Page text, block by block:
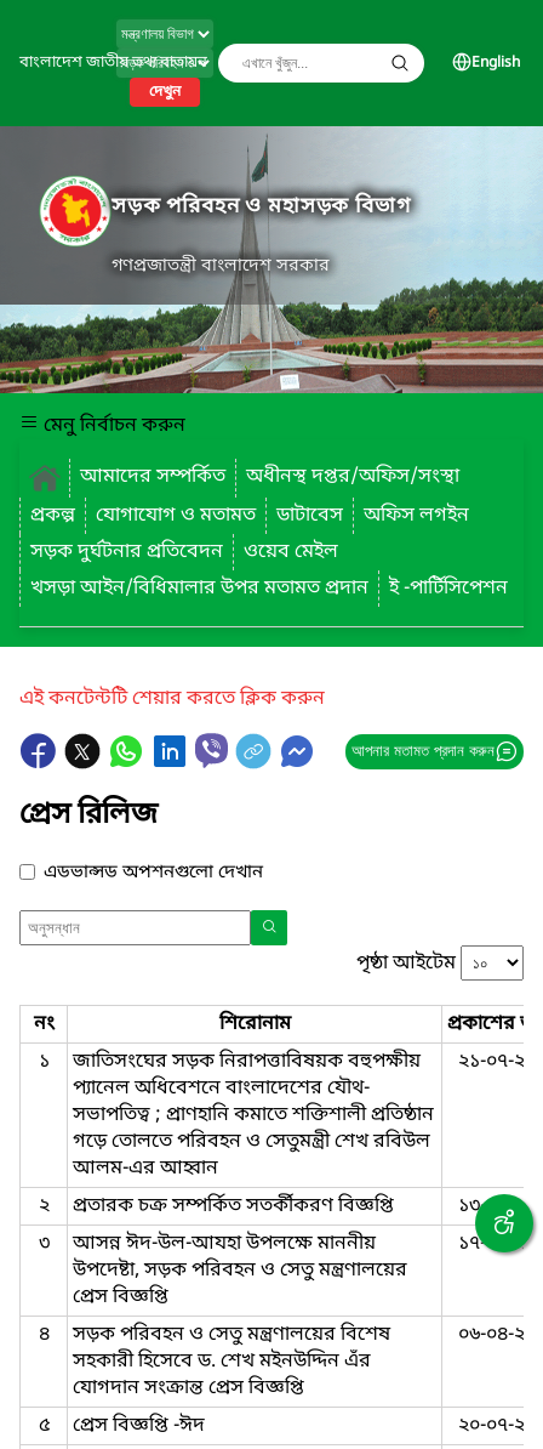
বাংলাদেশ জাতীয় তথ্য বাতায়ন
দেখুন
English
সড়ক পরিবহন ও মহাসড়ক বিভাগ
গণপ্রজাতন্ত্রী বাংলাদেশ সরকার
মেনু নির্বাচন করুন
আমাদের সম্পর্কিত
অধীনস্থ দপ্তর/অফিস/সংস্থা
প্রকল্প
যোগাযোগ ও মতামত ডাটাবেস
অফিস লগইন
সড়ক দুর্ঘটনার প্রতিবেদন
ওয়েব মেইল
খসড়া আইন/বিধিমালার উপর মতামত প্রদান
ই -পার্টিসিপেশন
এই কনটেন্টটি শেয়ার করতে ক্লিক করুন
আপনার মতামত প্রদান করুন
প্রেস রিলিজ
এডভান্সড অপশনগুলো দেখান
পৃষ্ঠা আইটেম
নং শিরোনাম
প্রকাশের
১
জাতিসংঘের সড়ক নিরাপত্তাবিষয়ক বহুপক্ষীয়
প্যানেল অধিবেশনে বাংলাদেশের যৌথ-
সভাপতিত্ব ; প্রাণহানি কমাতে শক্তিশালী প্রতিষ্ঠান
গড়ে তোলতে পরিবহন ও সেতুমন্ত্রী শেখ রবিউল
আলম-এর আহ্বান
২১-০৭-
২ প্রতারক চক্র সম্পর্কিত সতর্কীকরণ বিজ্ঞপ্তি
১৩-০৬-
৩
আসন্ন ঈদ-উল-আযহা উপলক্ষে মাননীয়
উপদেষ্টা, সড়ক পরিবহন ও সেতু মন্ত্রণালয়ের
প্রেস বিজ্ঞপ্তি
১৭-০৫-
৪
সড়ক পরিবহন ও সেতু মন্ত্রণালয়ের বিশেষ
সহকারী হিসেবে ড. শেখ মইনউদ্দিন এঁর
যোগদান সংক্রান্ত প্রেস বিজ্ঞপ্তি
০৬-০৪-
৫ প্রেস বিজ্ঞপ্তি -ঈদ
২০-০৭-